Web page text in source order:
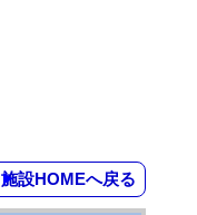
施設HOMEへ戻る